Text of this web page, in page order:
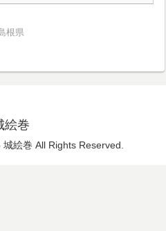
根県
絵巻
絵巻 All Rights Reserved.